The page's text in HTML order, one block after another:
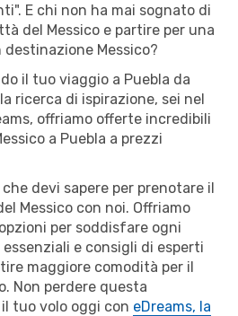
E chi non ha mai sognato di
del Messico e partire per una
Messico?
il tuo viaggio a Puebla da
ricerca di ispirazione, sei nel
offriamo offerte incredibili
a Puebla a prezzi
devi sapere per prenotare il
Messico con noi. Offriamo
per soddisfare ogni
e consigli di esperti
maggiore comodità per il
Non perdere questa
tuo volo oggi con eDreams, la